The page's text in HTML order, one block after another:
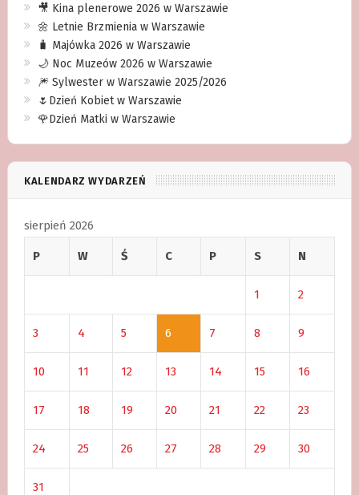
🎥 Kina plenerowe 2026 w Warszawie
🌼 Letnie Brzmienia w Warszawie
🧳 Majówka 2026 w Warszawie
🌙 Noc Muzeów 2026 w Warszawie
🎆 Sylwester w Warszawie 2025/2026
🌷Dzień Kobiet w Warszawie
🌹Dzień Matki w Warszawie
KALENDARZ WYDARZEŃ
sierpień 2026
P W Ś C P S N
1 2
3 4 5 6 7 8 9
10 11 12 13 14 15 16
17 18 19 20 21 22 23
24 25 26 27 28 29 30
31